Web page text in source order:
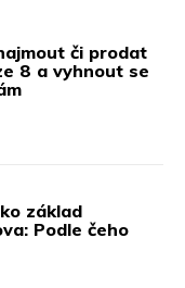
či prodat
8 a vyhnout se
základ
Podle čeho